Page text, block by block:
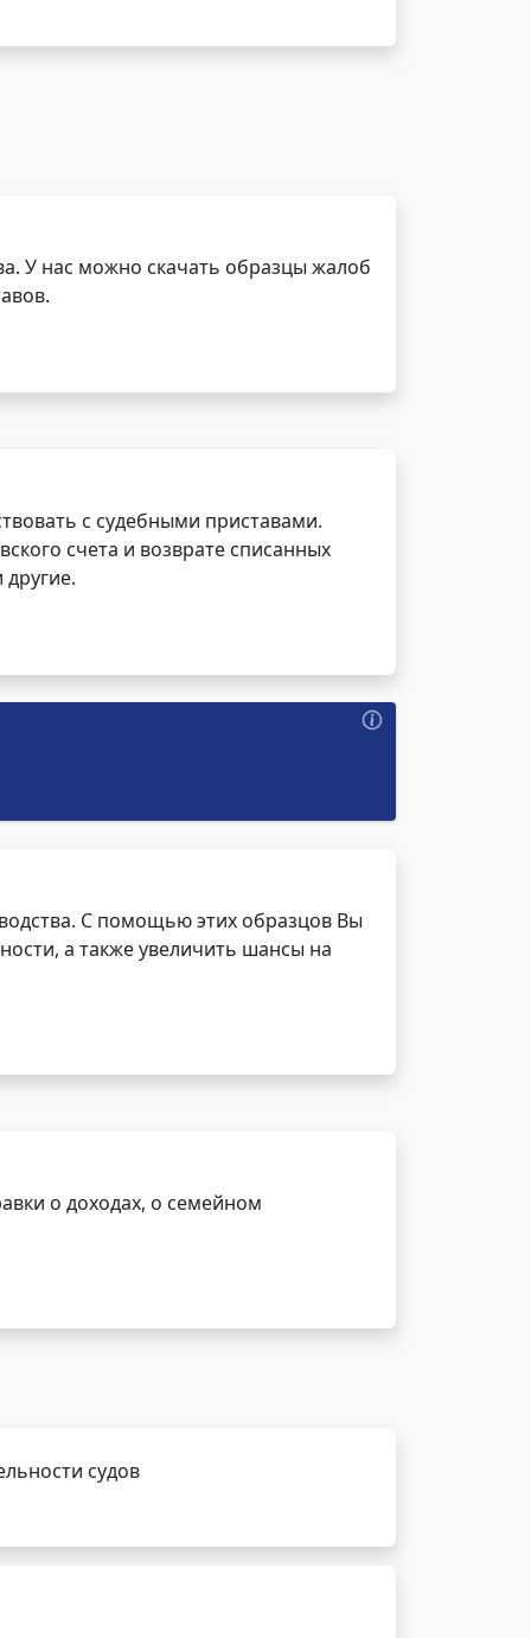
У нас можно скачать образцы жалоб
с судебными приставами.
счета и возврате списанных
С помощью этих образцов Вы
а также увеличить шансы на
о доходах, о семейном
судов